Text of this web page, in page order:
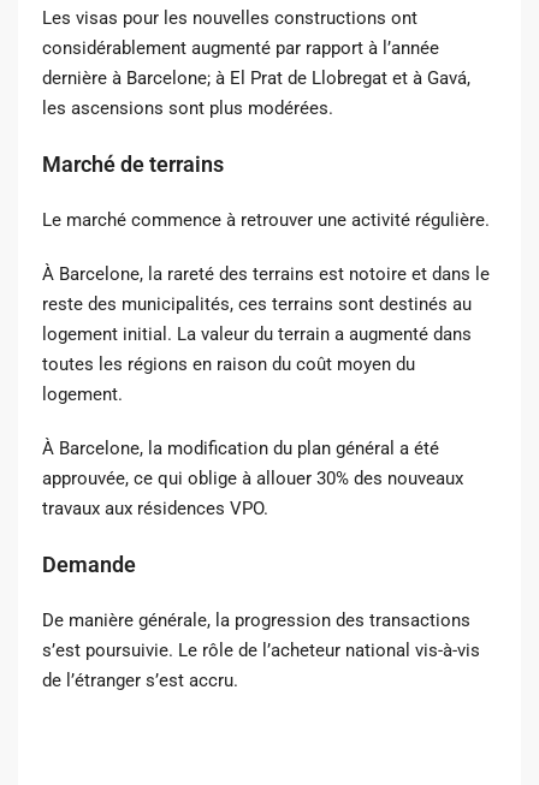
Les visas pour les nouvelles constructions ont
considérablement augmenté par rapport à l’année
dernière à Barcelone; à El Prat de Llobregat et à Gavá,
les ascensions sont plus modérées.
Marché de terrains
Le marché commence à retrouver une activité régulière.
À Barcelone, la rareté des terrains est notoire et dans le
reste des municipalités, ces terrains sont destinés au
logement initial. La valeur du terrain a augmenté dans
toutes les régions en raison du coût moyen du
logement.
À Barcelone, la modification du plan général a été
approuvée, ce qui oblige à allouer 30% des nouveaux
travaux aux résidences VPO.
Demande
De manière générale, la progression des transactions
s’est poursuivie. Le rôle de l’acheteur national vis-à-vis
de l’étranger s’est accru.